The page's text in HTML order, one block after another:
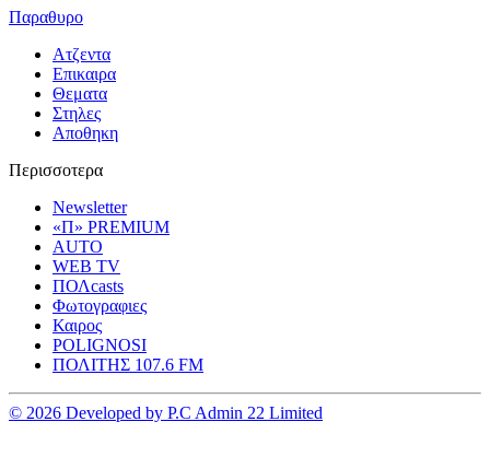
Παραθυρο
Ατζεντα
Επικαιρα
Θεματα
Στηλες
Αποθηκη
Περισσοτερα
Newsletter
«Π» PREMIUM
AUTO
WEB TV
ΠΟΛcasts
Φωτογραφιες
Καιρος
POLIGNOSI
ΠΟΛΙΤΗΣ 107.6 FM
© 2026 Developed by P.C Admin 22 Limited